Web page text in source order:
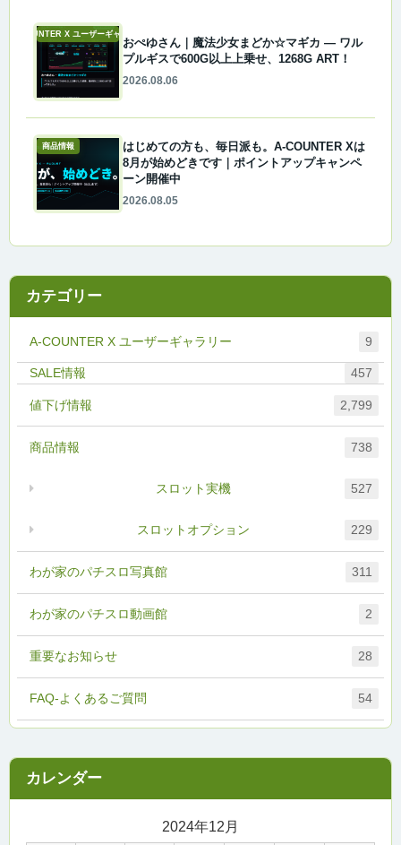
A-COUNTER X ユーザーギャラリー
おぺゆさん｜魔法少女まどか☆マギカ ― ワル
プルギスで600G以上上乗せ、1268G ART！
2026.08.06
商品情報
はじめての方も、毎日派も。A-COUNTER Xは
8月が始めどきです｜ポイントアップキャンペ
ーン開催中
2026.08.05
カテゴリー
A-COUNTER X ユーザーギャラリー 9
FAQ-よくあるご質問 54
457
わが家のパチスロ写真館 311
わが家のパチスロ動画館 2
値下げ情報 2,799
商品情報 738
スロットオプション 229
スロット実機 527
重要なお知らせ 28
2024年12月